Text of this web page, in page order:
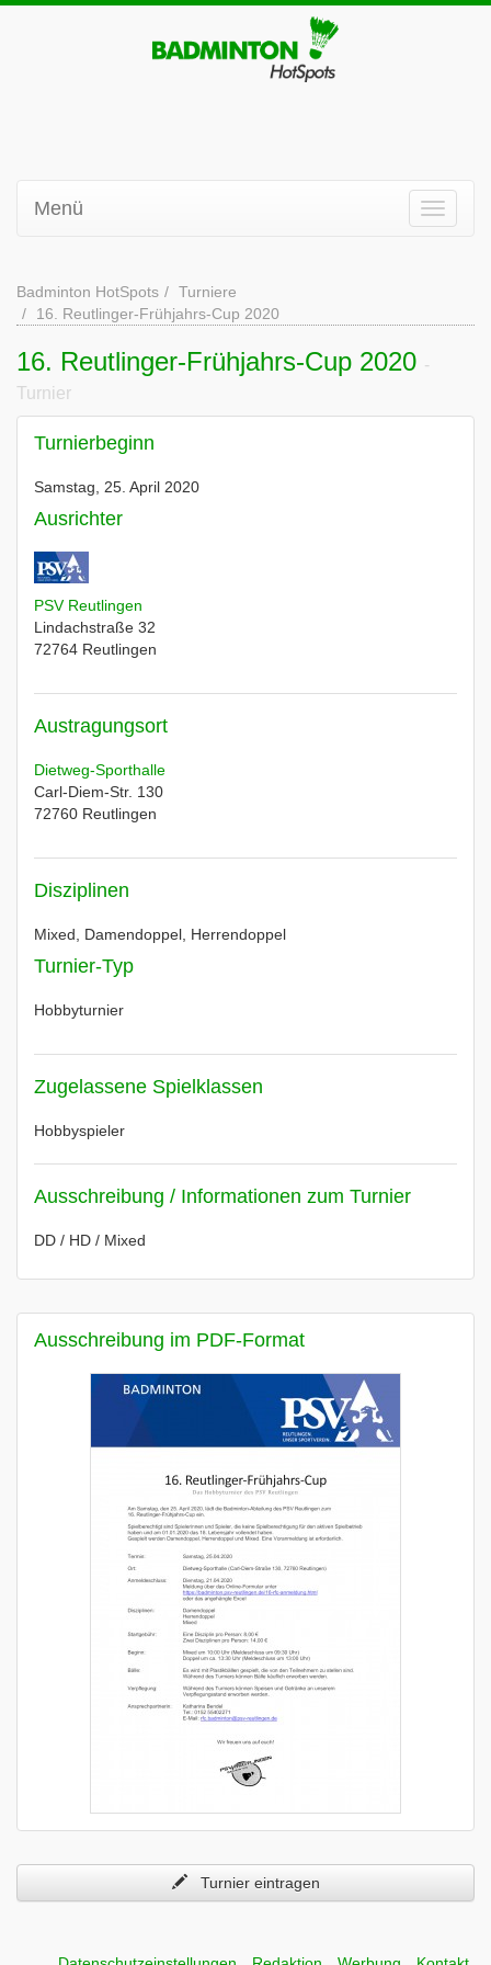
Menü
Badminton HotSpots
Turniere
16. Reutlinger-Frühjahrs-Cup 2020
16. Reutlinger-Frühjahrs-Cup 2020 -
Turnier
Turnierbeginn
Samstag, 25. April 2020
Ausrichter
PSV Reutlingen
Lindachstraße 32
72764 Reutlingen
Austragungsort
Dietweg-Sporthalle
Carl-Diem-Str. 130
72760 Reutlingen
Disziplinen
Mixed, Damendoppel, Herrendoppel
Turnier-Typ
Hobbyturnier
Zugelassene Spielklassen
Hobbyspieler
Ausschreibung / Informationen zum Turnier
DD / HD / Mixed
Ausschreibung im PDF-Format
Turnier eintragen